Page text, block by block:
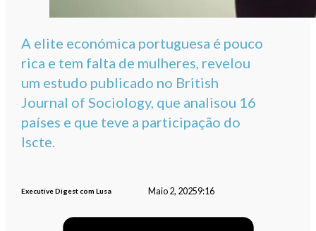
A elite económica portuguesa é pouco
rica e tem falta de mulheres, revelou
um estudo publicado no British
Journal of Sociology, que analisou 16
países e que teve a participação do
Iscte.
Executive Digest com Lusa Maio 2, 20259:16